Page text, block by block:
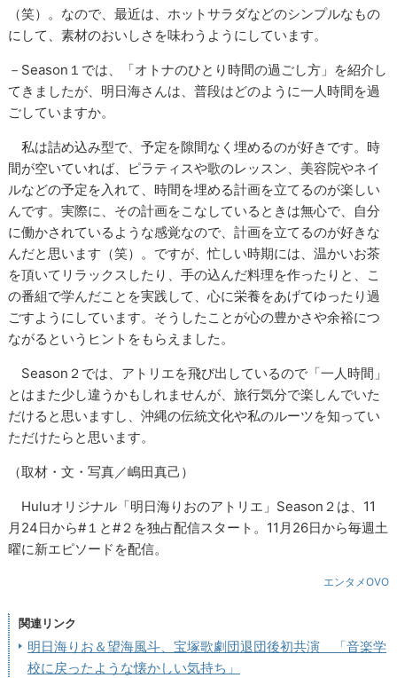
（笑）。なので、最近は、ホットサラダなどのシンプルなもの
にして、素材のおいしさを味わうようにしています。
－Season１では、「オトナのひとり時間の過ごし方」を紹介し
てきましたが、明日海さんは、普段はどのように一人時間を過
ごしていますか。
私は詰め込み型で、予定を隙間なく埋めるのが好きです。時
間が空いていれば、ピラティスや歌のレッスン、美容院やネイ
ルなどの予定を入れて、時間を埋める計画を立てるのが楽しい
んです。実際に、その計画をこなしているときは無心で、自分
に働かされているような感覚なので、計画を立てるのが好きな
んだと思います（笑）。ですが、忙しい時期には、温かいお茶
を頂いてリラックスしたり、手の込んだ料理を作ったりと、こ
の番組で学んだことを実践して、心に栄養をあげてゆったり過
ごすようにしています。そうしたことが心の豊かさや余裕につ
ながるというヒントをもらえました。
Season２では、アトリエを飛び出しているので「一人時間」
とはまた少し違うかもしれませんが、旅行気分で楽しんでいた
だけると思いますし、沖縄の伝統文化や私のルーツを知ってい
ただけたらと思います。
（取材・文・写真／嶋田真己）
Huluオリジナル「明日海りおのアトリエ」Season２は、11
月24日から#１と#２を独占配信スタート。11月26日から毎週土
曜に新エピソードを配信。
エンタメOVO
関連リンク
明日海りお＆望海風斗、宝塚歌劇団退団後初共演 「音楽学
校に戻ったような懐かしい気持ち」